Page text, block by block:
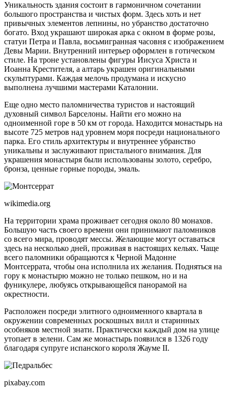
Уникальность здания состоит в гармоничном сочетании
большого пространства и чистых форм. Здесь хоть и нет
привычных элементов лепнины, но убранство достаточно
богато. Вход украшают широкая арка с окном в форме розы,
статуи Петра и Павла, восьмигранная часовня с изображением
Девы Марии. Внутренний интерьер оформлен в готическом
стиле. На троне установлены фигуры Иисуса Христа и
Иоанна Крестителя, а алтарь украшен оригинальными
скульптурами. Каждая мелочь продумана и искусно
выполнена лучшими мастерами Каталонии.
Еще одно место паломничества туристов и настоящий
духовный символ Барселоны. Найти его можно на
одноименной горе в 50 км от города. Находится монастырь на
высоте 725 метров над уровнем моря посреди национального
парка. Его стиль архитектуры и внутреннее убранство
уникальны и заслуживают пристального внимания. Для
украшения монастыря были использованы золото, серебро,
бронза, ценные горные породы, эмаль.
wikimedia.org
На территории храма проживает сегодня около 80 монахов.
Большую часть своего времени они принимают паломников
со всего мира, проводят мессы. Желающие могут оставаться
здесь на несколько дней, проживая в настоящих кельях. Чаще
всего паломники обращаются к Черной Мадонне
Монтсеррата, чтобы она исполнила их желания. Подняться на
гору к монастырю можно не только пешком, но и на
фуникулере, любуясь открывающейся панорамой на
окрестности.
Расположен посреди элитного одноименного квартала в
окружении современных роскошных вилл и старинных
особняков местной знати. Практически каждый дом на улице
утопает в зелени. Сам же монастырь появился в 1326 году
благодаря супруге испанского короля Жауме II.
pixabay.com